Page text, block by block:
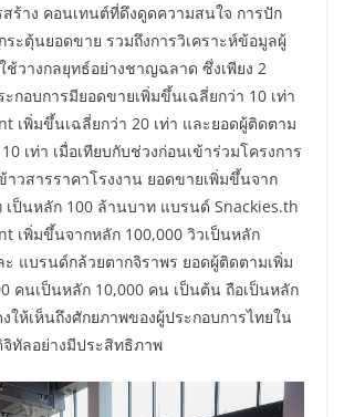
ร้าง คอนเทนต์ที่ดึงดูดความสนใจ การปัก
ระตุ้นยอดขาย รวมถึงการวิเคราะห์ข้อมูลผู้
ช้วางกลยุทธ์อย่างชาญฉลาด ซึ่งเพียง 2
ะกอบการมียอดขายเพิ่มขึ้นเฉลี่ยกว่า 10 เท่า
เพิ่มขึ้นเฉลี่ยกว่า 20 เท่า และยอดผู้ติดตาม
เท่า เมื่อเทียบกับช่วงก่อนเข้าร่วมโครงการ
าวสารราคาโรงงาน ยอดขายเพิ่มขึ้นจาก
ป็นหลัก 100 ล้านบาท แบรนด์ Snackies.th
เพิ่มขึ้นจากหลัก 100,000 วิวเป็นหลัก
ะ แบรนด์กล้วยตากจิราพร ยอดผู้ติดตามเพิ่ม
คนเป็นหลัก 10,000 คน เป็นต้น ถือเป็นหลัก
ให้เห็นถึงศักยภาพของผู้ประกอบการไทยใน
จิทัลอย่างมีประสิทธิภาพ